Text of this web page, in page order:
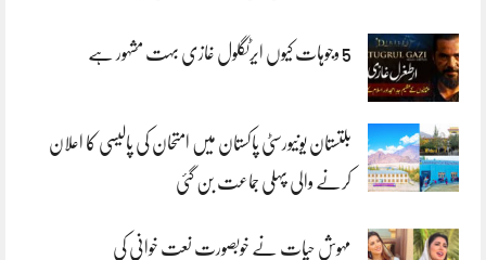
5 وجوہات کیوں ایرٹگلول غازی بہت مشہور ہے
بلتستان یونیورسٹی پاکستان میں امتحان کی پالیسی کا اعلان
کرنے والی پہلی جماعت بن گئی
مہوش حیات نے خوبصورت نعت خوانی کی